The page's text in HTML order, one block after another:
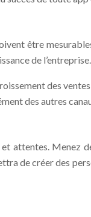
être
de l’entreprise.
des
des autres
Menez
de créer des